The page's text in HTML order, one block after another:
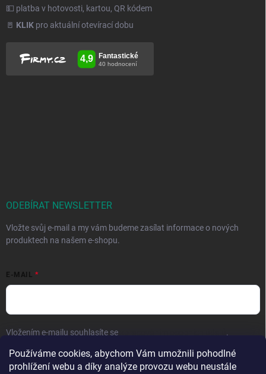
Používáme cookies, abychom Vám umožnili pohodlné
prohlížení webu a díky analýze provozu webu neustále
💵 platba v hotovosti, kartou, QR kódem
🚪 KLIK pro aktuální otevírací dobu
ODEBÍRAT NEWSLETTER
Vložte svůj e-mail a my vám budeme zasílat informace o nových
produktech na našem e-shopu.
E-MAIL
Vložením e-mailu souhlasíte se .
Přihlásit se